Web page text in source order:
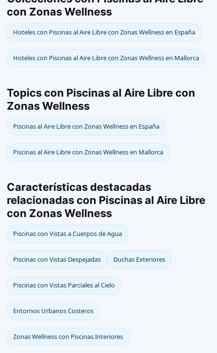
con Zonas Wellness
Hoteles con Piscinas al Aire Libre con Zonas Wellness en España
Hoteles con Piscinas al Aire Libre con Zonas Wellness en Mallorca
Topics con Piscinas al Aire Libre con
Zonas Wellness
Piscinas al Aire Libre con Zonas Wellness en España
Piscinas al Aire Libre con Zonas Wellness en Mallorca
Características destacadas
relacionadas con Piscinas al Aire Libre
con Zonas Wellness
Piscinas con Vistas a Cuerpos de Agua
Piscinas con Vistas Despejadas Duchas Exteriores
Piscinas con Vistas Parciales al Cielo
Entornos Urbanos Costeros
Zonas Wellness con Piscinas Interiores